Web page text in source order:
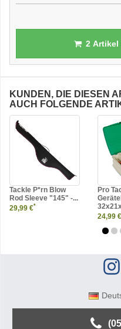
2 Artikel
KUNDEN, DIE DIESEN
AUCH FOLGENDE
Tackle P*rn Blow
Rod Sleeve "145" -...
29,99 €*
Pro
24,99 €